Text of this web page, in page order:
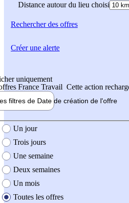
Distance autour du lieu choisi
Rechercherdes offres
uniquement
France Travail Cette action
filtres de Date de création de l'offre
création de l'offre
Un jour
Trois jours
Une semaine
Deux semaines
Un mois
Toutes les offres
Créer une alerte